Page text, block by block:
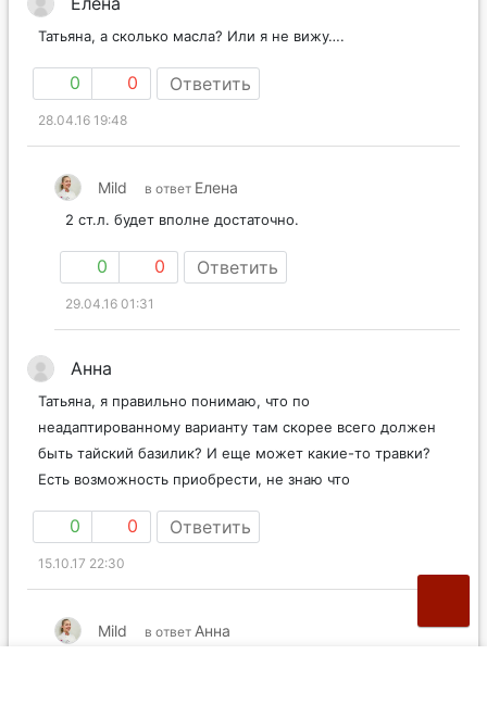
Татьяна, а сколько масла? Или я не вижу….
0 0 Ответить
28.04.16 19:48
Mild в ответ Елена
2 ст.л. будет вполне достаточно.
0 0 Ответить
29.04.16 01:31
Анна
Татьяна, я правильно понимаю, что по
неадаптированному варианту там скорее всего должен
быть тайский базилик? И еще может какие-то травки?
Есть возможность приобрести, не знаю что
0 0 Ответить
15.10.17 22:30
Mild в ответ Анна